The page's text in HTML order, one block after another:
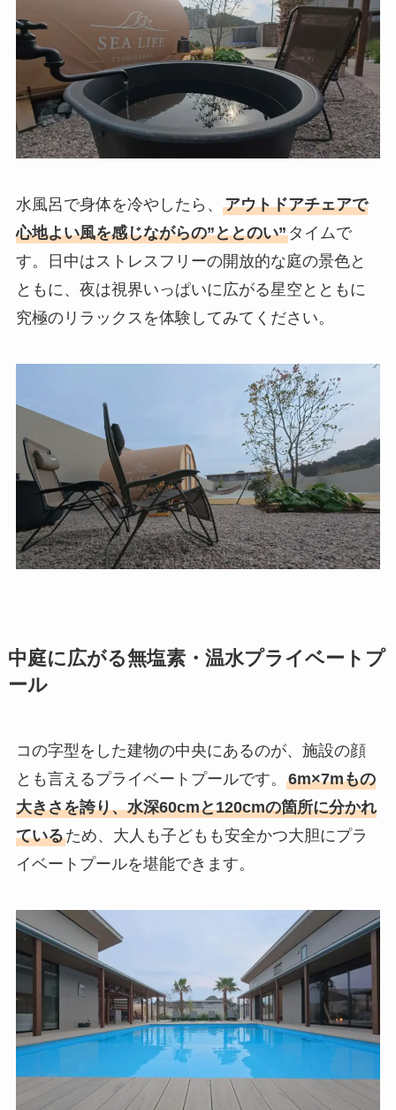
水風呂で身体を冷やしたら、 アウトドアチェアで
心地よい風を感じながらの”ととのい”タイムで
す。日中はストレスフリーの開放的な庭の景色と
ともに、夜は視界いっぱいに広がる星空とともに
究極のリラックスを体験してみてください。
中庭に広がる無塩素・温水プライベートプ
ール
コの字型をした建物の中央にあるのが、施設の顔
とも言えるプライベートプールです。 6m×7mもの
大きさを誇り、水深60cmと120cmの箇所に分かれ
ているため、大人も子どもも安全かつ大胆にプラ
イベートプールを堪能できます。